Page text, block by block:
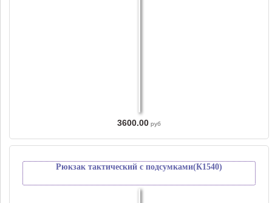
3600.00 руб
Рюкзак тактический с подсумками(К1540)